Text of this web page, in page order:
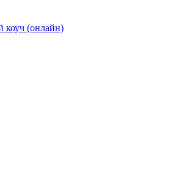
коуч (онлайн)